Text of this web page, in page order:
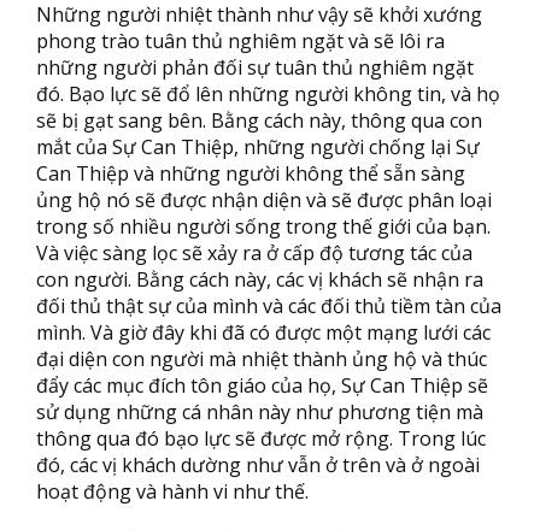
Những người nhiệt thành như vậy sẽ khởi xướng
phong trào tuân thủ nghiêm ngặt và sẽ lôi ra
những người phản đối sự tuân thủ nghiêm ngặt
đó. Bạo lực sẽ đổ lên những người không tin, và họ
sẽ bị gạt sang bên. Bằng cách này, thông qua con
mắt của Sự Can Thiệp, những người chống lại Sự
Can Thiệp và những người không thể sẵn sàng
ủng hộ nó sẽ được nhận diện và sẽ được phân loại
trong số nhiều người sống trong thế giới của bạn.
Và việc sàng lọc sẽ xảy ra ở cấp độ tương tác của
con người. Bằng cách này, các vị khách sẽ nhận ra
đối thủ thật sự của mình và các đối thủ tiềm tàn của
mình. Và giờ đây khi đã có được một mạng lưới các
đại diện con người mà nhiệt thành ủng hộ và thúc
đẩy các mục đích tôn giáo của họ, Sự Can Thiệp sẽ
sử dụng những cá nhân này như phương tiện mà
thông qua đó bạo lực sẽ được mở rộng. Trong lúc
đó, các vị khách dường như vẫn ở trên và ở ngoài
hoạt động và hành vi như thế.